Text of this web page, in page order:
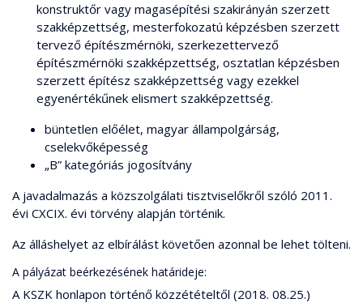
konstruktőr vagy magasépítési szakirányán szerzett
szakképzettség, mesterfokozatú képzésben szerzett
tervező építészmérnöki, szerkezettervező
építészmérnöki szakképzettség, osztatlan képzésben
szerzett építész szakképzettség vagy ezekkel
egyenértékűnek elismert szakképzettség.
büntetlen előélet, magyar állampolgárság,
cselekvőképesség
„B” kategóriás jogosítvány
A javadalmazás a közszolgálati tisztviselőkről szóló 2011.
évi CXCIX. évi törvény alapján történik.
Az álláshelyet az elbírálást követően azonnal be lehet tölteni.
A pályázat beérkezésének határideje:
A KSZK honlapon történő közzétételtől (2018. 08.25.)